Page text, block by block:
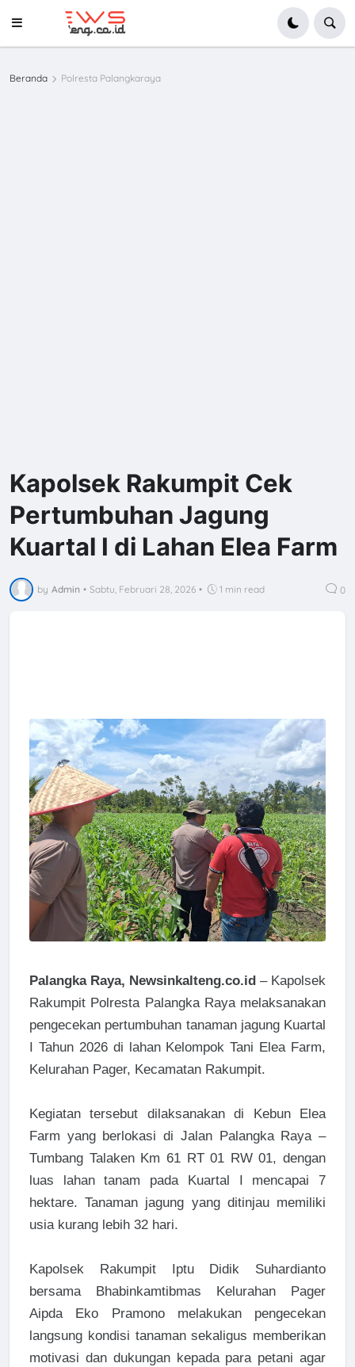
Beranda Polresta Palangkaraya
Kapolsek Rakumpit Cek
Pertumbuhan Jagung
Kuartal I di Lahan Elea Farm
by Admin • Sabtu, Februari 28, 2026 • 1 min read 0
Palangka Raya, Newsinkalteng.co.id– Kapolsek
Rakumpit Polresta Palangka Raya melaksanakan
pengecekan pertumbuhan tanaman jagung Kuartal
I Tahun 2026 di lahan Kelompok Tani Elea Farm,
Kelurahan Pager, Kecamatan Rakumpit.
Kegiatan tersebut dilaksanakan di Kebun Elea
Farm yang berlokasi di Jalan Palangka Raya –
Tumbang Talaken Km 61 RT 01 RW 01, dengan
luas lahan tanam pada Kuartal I mencapai 7
hektare. Tanaman jagung yang ditinjau memiliki
usia kurang lebih 32 hari.
Kapolsek Rakumpit Iptu Didik Suhardianto
bersama Bhabinkamtibmas Kelurahan Pager
Aipda Eko Pramono melakukan pengecekan
langsung kondisi tanaman sekaligus memberikan
motivasi dan dukungan kepada para petani agar